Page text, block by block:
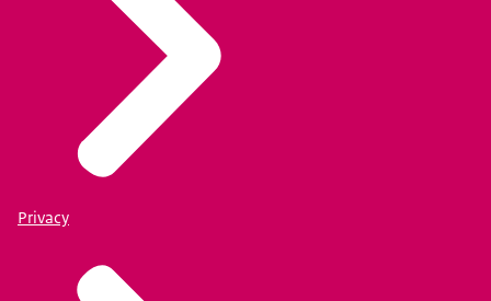
Privacy